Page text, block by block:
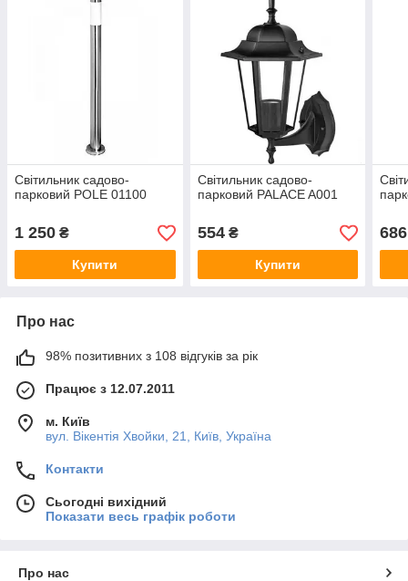
Світильник садово-
парковий POLE 01100
1 250 ₴
Купити
Світильник садово-
парковий PALACE A001
554₴
Купити
686
Про нас
98% позитивних з 108 відгуків за рік
Працює з 12.07.2011
м. Київ
вул. Вікентія Хвойки, 21, Київ, Україна
Контакти
Сьогодні вихідний
Показати весь графік роботи
Про нас